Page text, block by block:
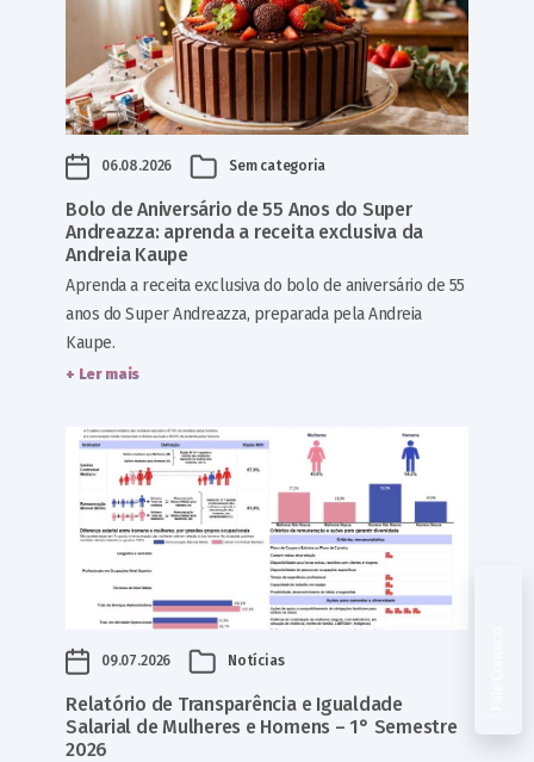
06.08.2026 Sem categoria
Bolo de Aniversário de 55 Anos do Super
Andreazza: aprenda a receita exclusiva da
Andreia Kaupe
Aprenda a receita exclusiva do bolo de aniversário de 55
anos do Super Andreazza, preparada pela Andreia
Kaupe.
+ Ler mais
09.07.2026 Notícias
Relatório de Transparência e Igualdade
Salarial de Mulheres e Homens – 1° Semestre
2026